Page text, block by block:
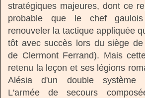
stratégiques majeures, dont ce
probable que le chef
renouveler la tactique appliquée
tôt avec succès lors du siège de
de Clermont Ferrand). Mais
retenu la leçon et ses légions
Alésia d'un double système
L'armée de secours